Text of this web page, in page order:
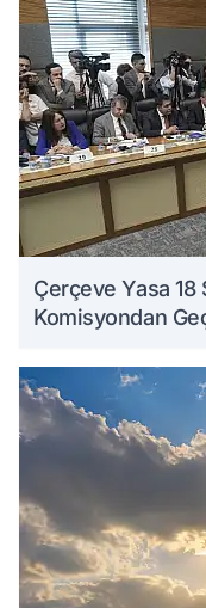
Çerçeve Yasa 18
Komisyondan